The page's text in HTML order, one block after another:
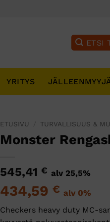
YRITYS
ETUSIVU TURVALLISUUS &
Monster
545,41 € alv 25,5%
434,59 € alv 0%
Checkers heavy duty MC-